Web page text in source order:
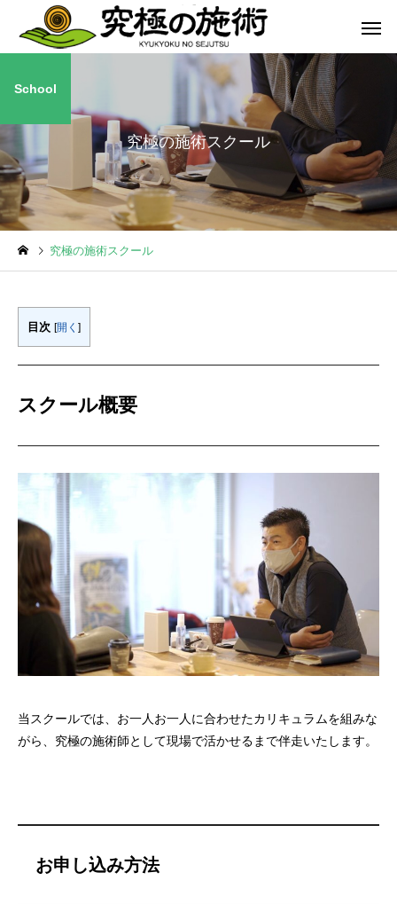
究極の施術スクール
School
究極の施術スクール
目次 [開く ]
スクール概要
当スクールでは、お一人お一人に合わせたカリキュラムを組みな
がら、究極の施術師として現場で活かせるまで伴走いたします。
お申し込み方法